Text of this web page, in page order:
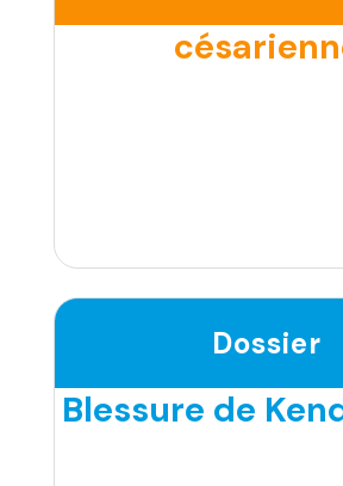
Dossier
Blessure de